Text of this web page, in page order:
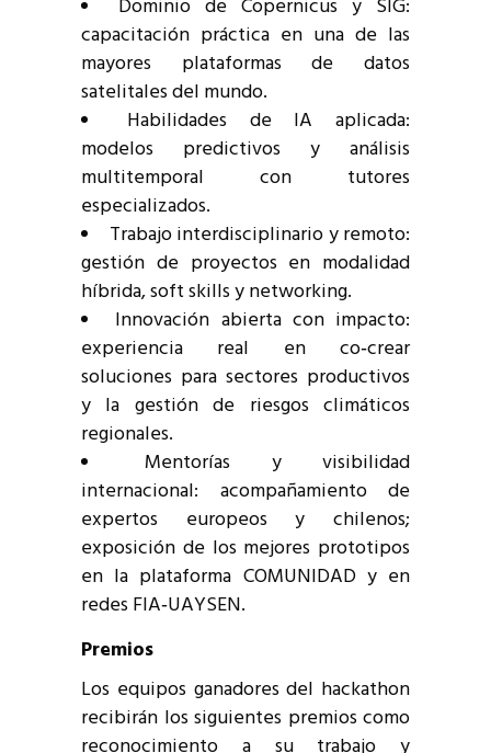
Dominio de Copernicus y SIG:
capacitación práctica en una de las
mayores plataformas de datos
satelitales del mundo.
Habilidades de IA aplicada:
modelos predictivos y análisis
multitemporal con tutores
especializados.
Trabajo interdisciplinario y remoto:
gestión de proyectos en modalidad
híbrida, soft skills y networking.
Innovación abierta con impacto:
experiencia real en co‑crear
soluciones para sectores productivos
y la gestión de riesgos climáticos
regionales.
Mentorías y visibilidad
internacional: acompañamiento de
expertos europeos y chilenos;
exposición de los mejores prototipos
en la plataforma COMUNIDAD y en
redes FIA‑UAYSEN.
Premios
Los equipos ganadores del hackathon
recibirán los siguientes premios como